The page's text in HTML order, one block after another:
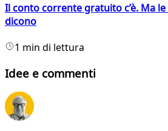
Il conto corrente gratuito c’è. Ma
dicono
1 min di lettura
Idee e commenti